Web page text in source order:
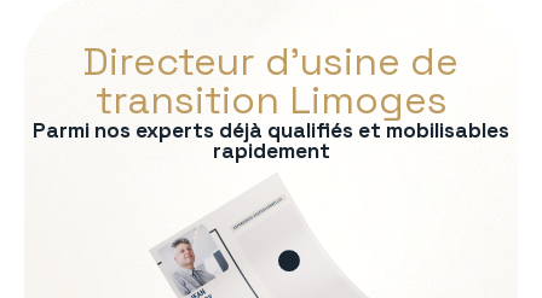
Directeur d’usine de
transition Limoges
Parmi nos experts déjà qualifiés et mobilisables
rapidement